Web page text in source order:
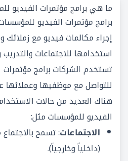
ما هي برامج مؤتمرات الفيديو
برامج مؤتمرات الفيديو
إجراء مكالمات فيديو مع
استخدامها للاجتماعات والتدريب
تستخدم الشركات برامج
للتواصل مع موظفيها وعملائها
هناك العديد من حالات
الفيديو للمؤسسات مثل:
الاجتماعات: تسمح
(داخلياً وخارجياً).